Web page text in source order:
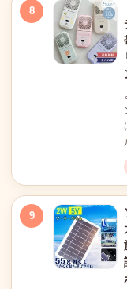
8
9